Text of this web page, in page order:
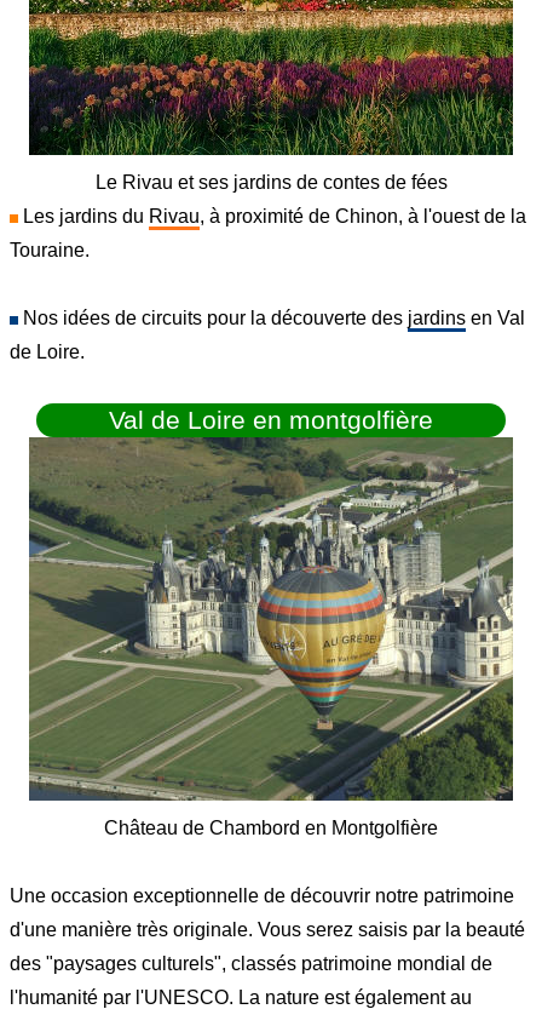
Le Rivau et ses jardins de contes de fées
Les jardins du Rivau, à proximité de Chinon, à l'ouest de la
Touraine.
Nos idées de circuits pour la découverte des jardins en Val
de Loire.
Val de Loire en montgolfière
Château de Chambord en Montgolfière
Une occasion exceptionnelle de découvrir notre patrimoine
d'une manière très originale. Vous serez saisis par la beauté
des "paysages culturels", classés patrimoine mondial de
l'humanité par l'UNESCO. La nature est également au